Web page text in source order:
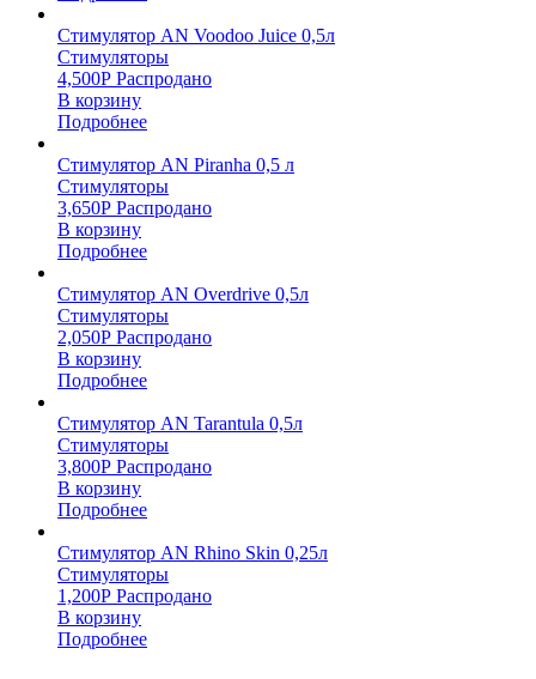
Стимулятор AN Voodoo Juice 0,5л
Стимуляторы
4,500Р Распродано
В корзину
Подробнее
Стимулятор AN Piranha 0,5 л
Стимуляторы
3,650Р Распродано
В корзину
Подробнее
Стимулятор AN Overdrive 0,5л
Стимуляторы
2,050Р Распродано
В корзину
Подробнее
Стимулятор AN Tarantula 0,5л
Стимуляторы
3,800Р Распродано
В корзину
Подробнее
Стимулятор AN Rhino Skin 0,25л
Стимуляторы
1,200Р Распродано
В корзину
Подробнее